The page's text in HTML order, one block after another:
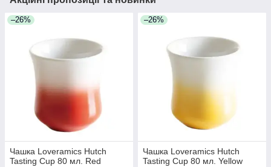
–26%
Чашка Loveramics Hutch
Tasting Cup 80 мл. Red
–26%
Чашка Loveramics Hutch
Tasting Cup 80 мл. Yellow